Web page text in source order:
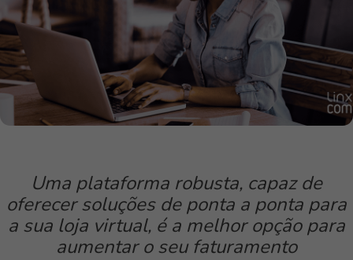
Uma plataforma robusta, capaz de
oferecer soluções de ponta a ponta para
a sua loja virtual, é a melhor opção para
aumentar o seu faturamento